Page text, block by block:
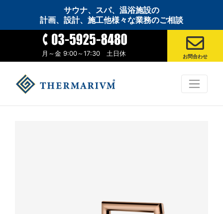
サウナ、スパ、温浴施設の
計画、設計、施工他様々な業務のご相談
月～金 9:00～17:30 土日休 お問合わせ